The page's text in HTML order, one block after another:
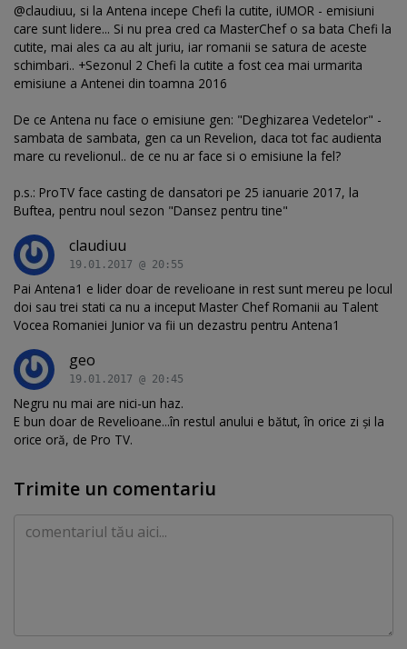
@claudiuu, si la Antena incepe Chefi la cutite, iUMOR - emisiuni
care sunt lidere... Si nu prea cred ca MasterChef o sa bata Chefi la
cutite, mai ales ca au alt juriu, iar romanii se satura de aceste
schimbari.. +Sezonul 2 Chefi la cutite a fost cea mai urmarita
emisiune a Antenei din toamna 2016
De ce Antena nu face o emisiune gen: "Deghizarea Vedetelor" -
sambata de sambata, gen ca un Revelion, daca tot fac audienta
mare cu revelionul.. de ce nu ar face si o emisiune la fel?
p.s.: ProTV face casting de dansatori pe 25 ianuarie 2017, la
Buftea, pentru noul sezon "Dansez pentru tine"
claudiuu
19.01.2017 @ 20:55
Pai Antena1 e lider doar de revelioane in rest sunt mereu pe locul
doi sau trei stati ca nu a inceput Master Chef Romanii au Talent
Vocea Romaniei Junior va fii un dezastru pentru Antena1
geo
19.01.2017 @ 20:45
Negru nu mai are nici-un haz.
E bun doar de Revelioane...în restul anului e bătut, în orice zi și la
orice oră, de Pro TV.
Trimite un comentariu
Comentariu